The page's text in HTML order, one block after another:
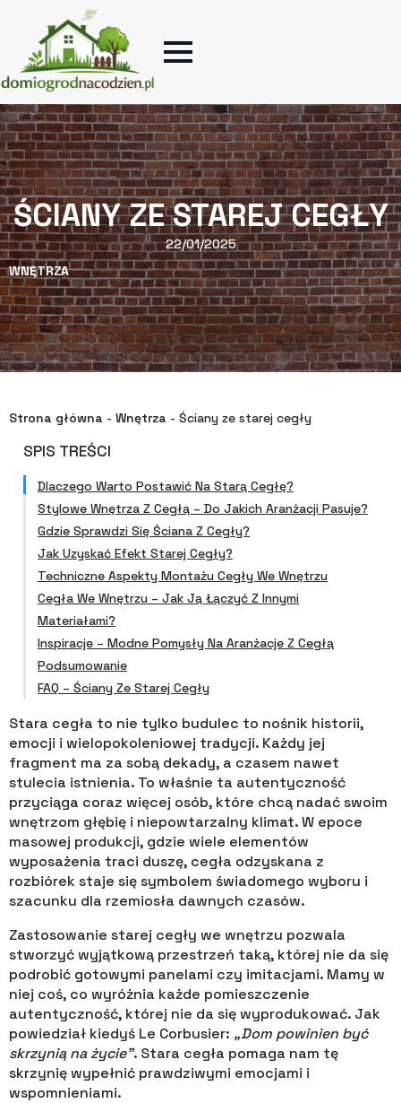
ŚCIANY ZE STAREJ CEGŁY
22/01/2025
WNĘTRZA
Strona główna - Wnętrza - Ściany ze starej cegły
SPIS TREŚCI
Dlaczego Warto Postawić Na Starą Cegłę?
Stylowe Wnętrza Z Cegłą – Do Jakich Aranżacji Pasuje?
Gdzie Sprawdzi Się Ściana Z Cegły?
Jak Uzyskać Efekt Starej Cegły?
Techniczne Aspekty Montażu Cegły We Wnętrzu
Cegła We Wnętrzu – Jak Ją Łączyć Z Innymi
Materiałami?
Inspiracje – Modne Pomysły Na Aranżacje Z Cegłą
Podsumowanie
FAQ – Ściany Ze Starej Cegły
Stara cegła to nie tylko budulec to nośnik historii,
emocji i wielopokoleniowej tradycji. Każdy jej
fragment ma za sobą dekady, a czasem nawet
stulecia istnienia. To właśnie ta autentyczność
przyciąga coraz więcej osób, które chcą nadać swoim
wnętrzom głębię i niepowtarzalny klimat. W epoce
masowej produkcji, gdzie wiele elementów
wyposażenia traci duszę, cegła odzyskana z
rozbiórek staje się symbolem świadomego wyboru i
szacunku dla rzemiosła dawnych czasów.
Zastosowanie starej cegły we wnętrzu pozwala
stworzyć wyjątkową przestrzeń taką, której nie da się
podrobić gotowymi panelami czy imitacjami. Mamy w
niej coś, co wyróżnia każde pomieszczenie
autentyczność, której nie da się wyprodukować. Jak
powiedział kiedyś Le Corbusier: „Dom powinien być
skrzynią na życie”. Stara cegła pomaga nam tę
skrzynię wypełnić prawdziwymi emocjami i
wspomnieniami.